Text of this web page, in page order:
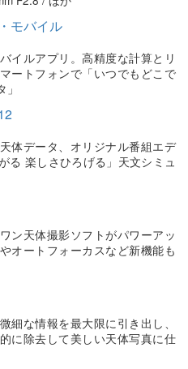
モバイル
イルアプリ。高精度な計算とリ
ートフォンで「いつでもどこで
体データ、オリジナル番組エデ
る 楽しさひろげる」天文シミュ
ン天体撮影ソフトがパワーアッ
オートフォーカスなど新機能も
細な情報を最大限に引き出し、
に除去して美しい天体写真に仕